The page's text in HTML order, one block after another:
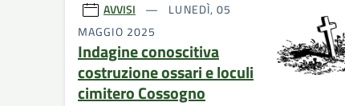
AVVISI
LUNEDÌ, 05
MAGGIO 2025
Indagine conoscitiva
costruzione ossari e loculi
cimitero Cossogno